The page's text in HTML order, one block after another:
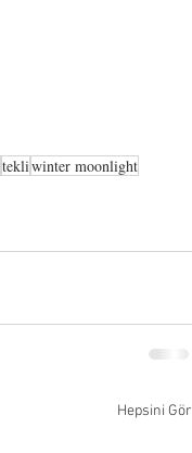
tekliwinter moonlight
Hepsini Gör